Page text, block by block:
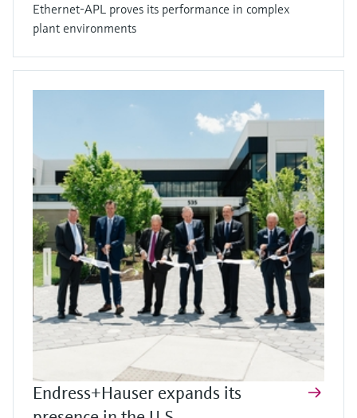
Ethernet-APL proves its performance in complex
plant environments
Endress+Hauser expands its